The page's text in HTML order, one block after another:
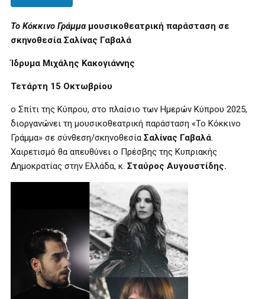
Το Κόκκινο Γράμμα μουσικοθεατρική παράσταση σε
σκηνοθεσία Σαλίνας Γαβαλά
Ίδρυμα Μιχάλης Κακογιάννης
Τετάρτη 15 Οκτωβρίου
ο Σπίτι της Κύπρου, στο πλαίσιο των Ημερών Κύπρου 2025,
διοργανώνει τη μουσικοθεατρική παράσταση «Το Κόκκινο
Γράμμα» σε σύνθεση/σκηνοθεσία Σαλίνας Γαβαλά.
Χαιρετισμό θα απευθύνει ο Πρέσβης της Κυπριακής
Δημοκρατίας στην Ελλάδα, κ. Σταύρος Αυγουστίδης.